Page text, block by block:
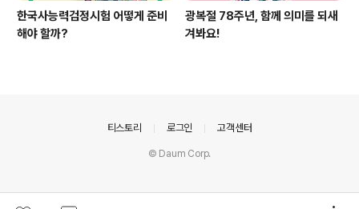
한국사능력검정시험 어떻게 준비
해야 할까?
광복절 78주년, 함께 의미를 되새
겨봐요!
티스토리 로그인 고객센터
© Daum Corp.